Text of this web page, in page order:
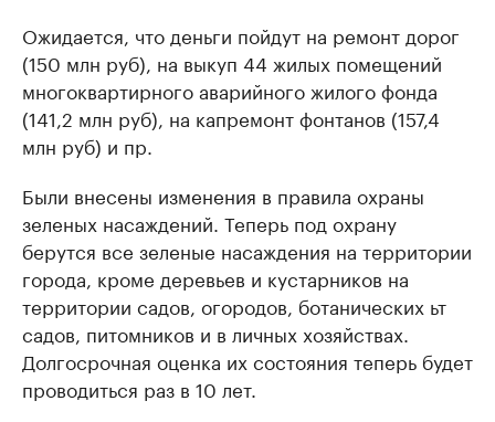
Ожидается, что деньги пойдут на ремонт дорог
(150 млн руб), на выкуп 44 жилых помещений
многоквартирного аварийного жилого фонда
(141,2 млн руб), на капремонт фонтанов (157,4
млн руб) и пр.
Были внесены изменения в правила охраны
зеленых насаждений. Теперь под охрану
берутся все зеленые насаждения на территории
города, кроме деревьев и кустарников на
территории садов, огородов, ботанических ьт
садов, питомников и в личных хозяйствах.
Долгосрочная оценка их состояния теперь будет
проводиться раз в 10 лет.